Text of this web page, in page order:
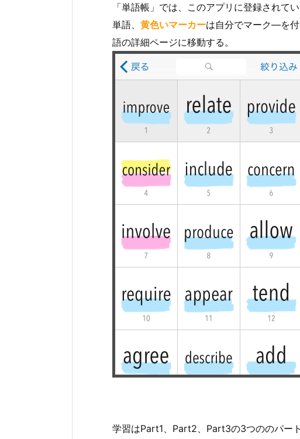
「単語帳」では、このアプリに登録されて
単語、 黄色いマーカーは自分でマーク―を付
語の詳細ページに移動する。
学習はPart1、Part2、Part3の3つののパー